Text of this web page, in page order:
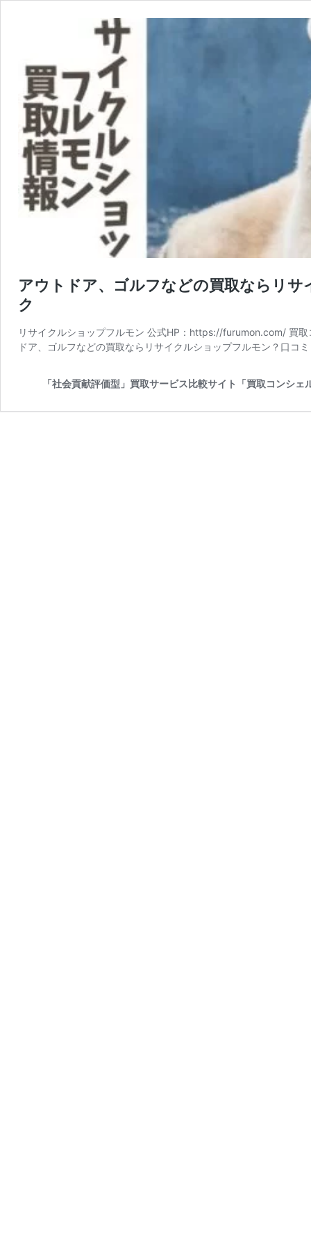
アウトドア、ゴルフなどの買取ならリ
ク
リサイクルショップフルモン 公式HP：https://furumon.com/ 買
ドア、ゴルフなどの買取ならリサイクルショップフルモン？口コ
「社会貢献評価型」買取サービス比較サイト「買取コンシェ